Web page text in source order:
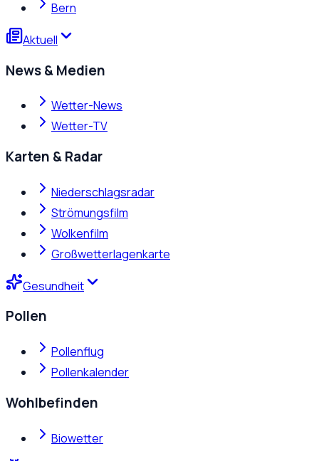
Bern
Aktuell
News & Medien
Wetter-News
Wetter-TV
Karten & Radar
Niederschlagsradar
Strömungsfilm
Wolkenfilm
Großwetterlagenkarte
Gesundheit
Pollen
Pollenflug
Pollenkalender
Wohlbefinden
Biowetter